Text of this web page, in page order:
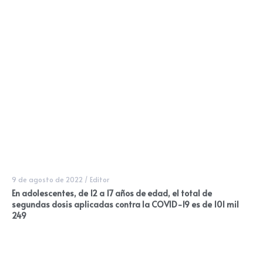
9 de agosto de 2022 / Editor
En adolescentes, de 12 a 17 años de edad, el total de
segundas dosis aplicadas contra la COVID-19 es de 101 mil
249